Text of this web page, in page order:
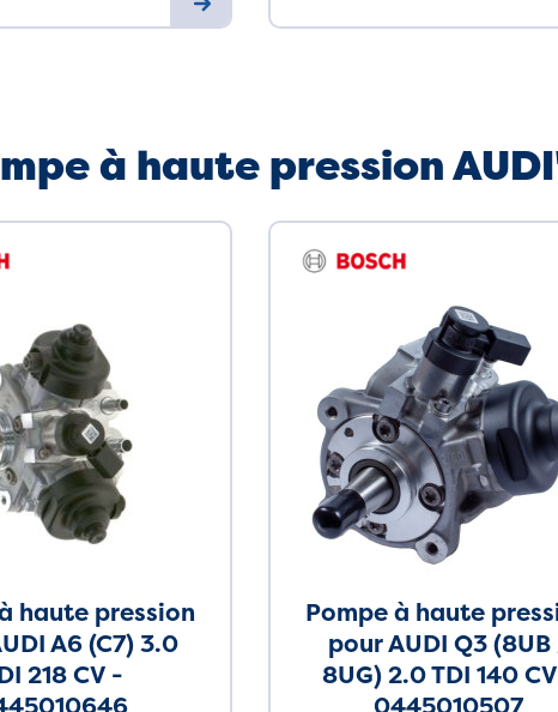
à haute pression
haute pression
A6 (C7) 3.0
218 CV -
Pompe à haute
pour AUDI Q3
8UG) 2.0 TDI 140
0445010507